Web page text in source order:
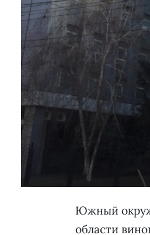
Южный
области